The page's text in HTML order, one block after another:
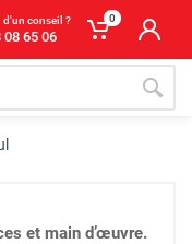
d'un conseil ?
08 65 06
0
et main d’œuvre.